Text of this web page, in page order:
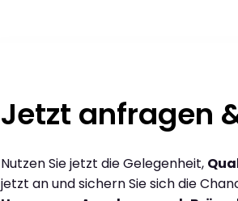
Jetzt anfragen
Nutzen Sie jetzt die Gelegenheit,
jetzt an und sichern Sie sich die